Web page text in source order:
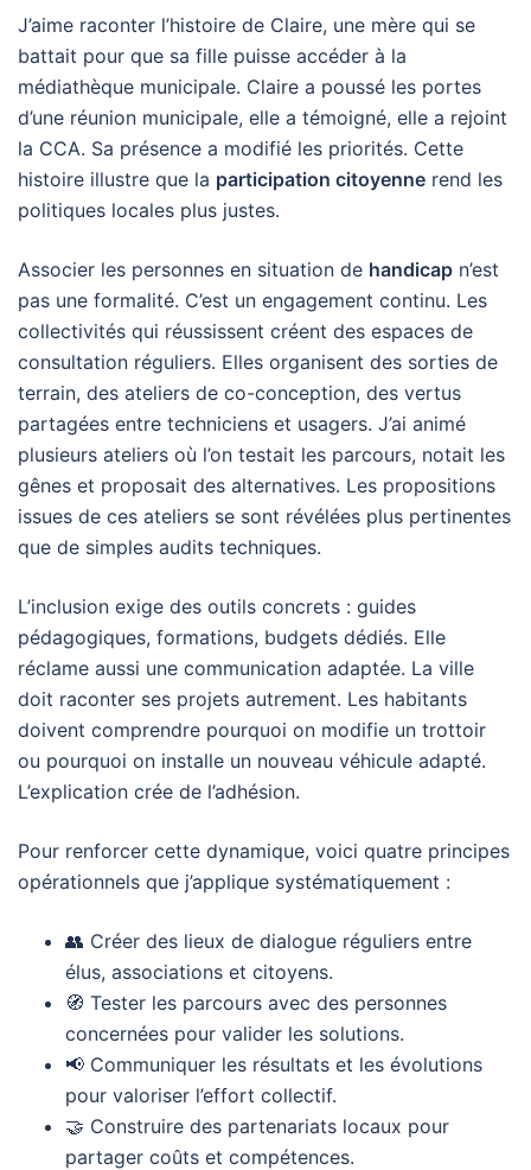
J’aime raconter l’histoire de Claire, une mère qui se
battait pour que sa fille puisse accéder à la
médiathèque municipale. Claire a poussé les portes
d’une réunion municipale, elle a témoigné, elle a rejoint
la CCA. Sa présence a modifié les priorités. Cette
histoire illustre que la participation citoyenne rend les
politiques locales plus justes.
Associer les personnes en situation de handicap n’est
pas une formalité. C’est un engagement continu. Les
collectivités qui réussissent créent des espaces de
consultation réguliers. Elles organisent des sorties de
terrain, des ateliers de co-conception, des vertus
partagées entre techniciens et usagers. J’ai animé
plusieurs ateliers où l’on testait les parcours, notait les
gênes et proposait des alternatives. Les propositions
issues de ces ateliers se sont révélées plus pertinentes
que de simples audits techniques.
L’inclusion exige des outils concrets : guides
pédagogiques, formations, budgets dédiés. Elle
réclame aussi une communication adaptée. La ville
doit raconter ses projets autrement. Les habitants
doivent comprendre pourquoi on modifie un trottoir
ou pourquoi on installe un nouveau véhicule adapté.
L’explication crée de l’adhésion.
Pour renforcer cette dynamique, voici quatre principes
opérationnels que j’applique systématiquement :
👥 Créer des lieux de dialogue réguliers entre
élus, associations et citoyens.
🧭 Tester les parcours avec des personnes
concernées pour valider les solutions.
📢 Communiquer les résultats et les évolutions
pour valoriser l’effort collectif.
🤝 Construire des partenariats locaux pour
partager coûts et compétences.